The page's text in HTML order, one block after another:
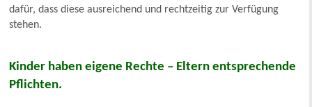
dafür, dass diese ausreichend und rechtzeitig zur Verfügung
stehen.
Kinder haben eigene Rechte – Eltern entsprechende
Pflichten.